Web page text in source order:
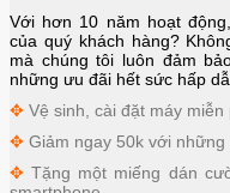
Với hơn 10 năm hoạt
của quý khách hàng?
mà chúng tôi luôn đảm
những ưu đãi hết sức hấp
✥ Vệ sinh, cài đặt máy miễn
✥ Giảm ngay 50k với
✥ Tặng một miếng dán